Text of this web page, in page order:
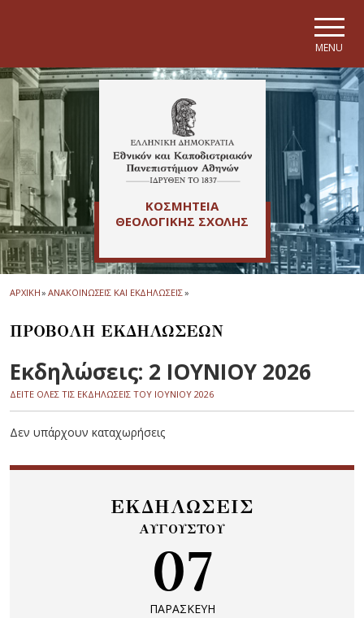
MENU
ΚΟΣΜΗΤΕΙΑ
ΘΕΟΛΟΓΙΚΗΣ ΣΧΟΛΗΣ
ΑΡΧΙΚΗ» ΑΝΑΚΟΙΝΩΣΕΙΣ ΚΑΙ ΕΚΔΗΛΩΣΕΙΣ»
ΠΡΟΒΟΛΗ ΕΚΔΗΛΩΣΕΩΝ
Εκδηλώσεις: 2 ΙΟΥΝΙΟΥ 2026
ΔΕΙΤΕ ΟΛΕΣ ΤΙΣ ΕΚΔΗΛΩΣΕΙΣ ΤΟΥ ΙΟΥΝΙΟΥ 2026
Δεν υπάρχουν καταχωρήσεις
ΕΚΔΗΛΩΣΕΙΣ
ΑΥΓΟΥΣΤΟΥ
07
ΠΑΡΑΣΚΕΥΗ